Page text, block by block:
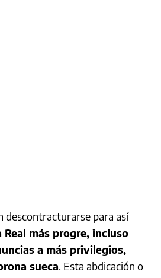
descontracturarse para así
Real más progre, incluso
a más privilegios,
sueca. Esta abdicación o